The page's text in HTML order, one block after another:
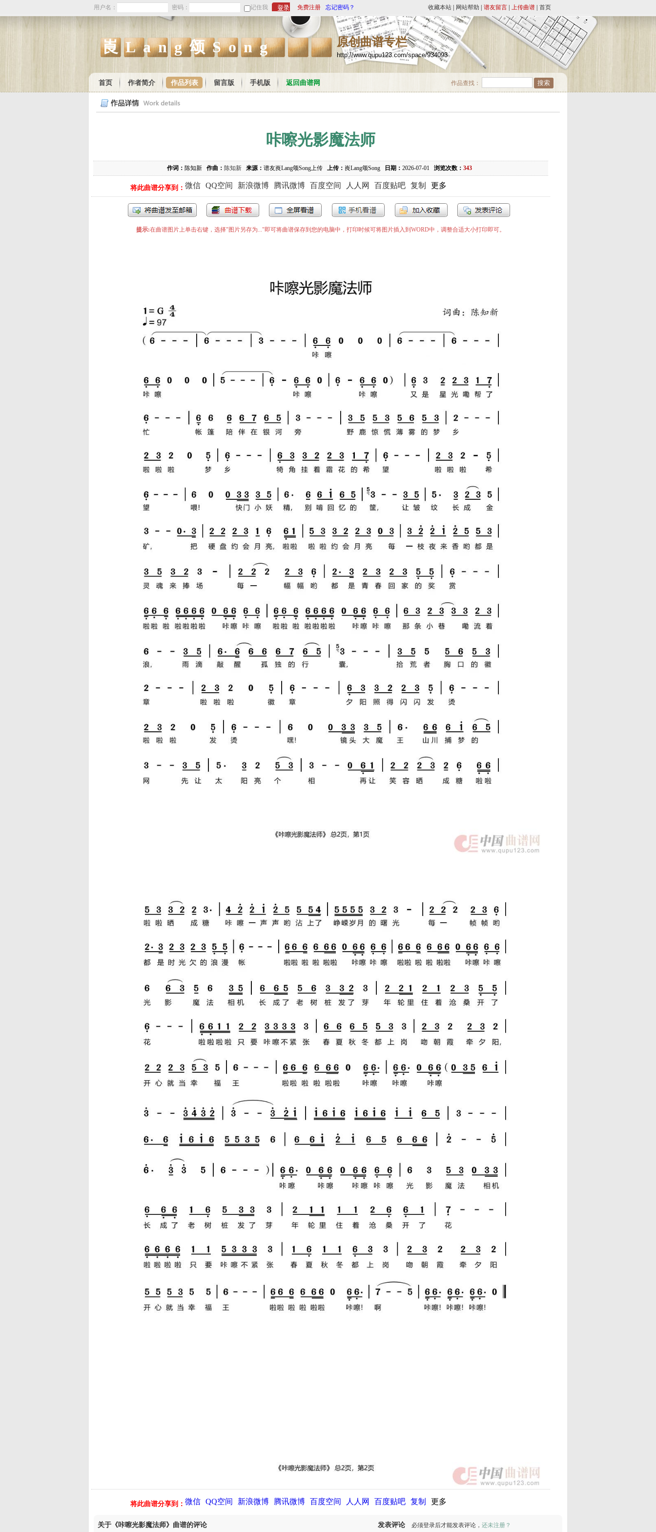
用户名： 密码： 记住我 免费注册 忘记密码？ 收藏本站 网站帮助 谱友留言 上传曲谱 首页
崀Lang颂Song 原创曲谱专栏
http://www.qupu123.com/space/934093
作品查找：
首页 作者简介 作品列表 留言版 手机版 返回曲谱网
咔嚓光影魔法师
作词： 陈知新 作曲： 陈知新 来源： 谱友崀Lang颂Song上传 上传： 崀Lang颂Song 日期： 2026-07-01 浏览次数： 343
将此曲谱分享到： 微信 QQ空间 新浪微博 腾讯微博 百度空间 人人网 百度贴吧 复制 更多
提示:在曲谱图片上单击右键，选择"图片另存为..."即可将曲谱保存到您的电脑中，打印时候可将图片插入到WORD中，调整合适大小打印即可。
将此曲谱分享到： 微信 QQ空间 新浪微博 腾讯微博 百度空间 人人网 百度贴吧 复制 更多
关于《咔嚓光影魔法师》曲谱的评论 发表评论 必须登录后才能发表评论， 还未注册？